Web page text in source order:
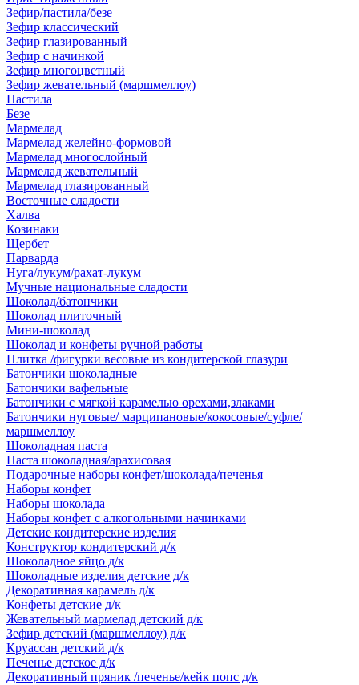
Зефир/пастила/безе
Зефир классический
Зефир глазированный
Зефир с начинкой
Зефир многоцветный
Зефир жевательный (маршмеллоу)
Пастила
Безе
Мармелад
Мармелад желейно-формовой
Мармелад многослойный
Мармелад жевательный
Мармелад глазированный
Восточные сладости
Халва
Козинаки
Щербет
Парварда
Нуга/лукум/рахат-лукум
Мучные национальные сладости
Шоколад/батончики
Шоколад плиточный
Мини-шоколад
Шоколад и конфеты ручной работы
Плитка /фигурки весовые из кондитерской глазури
Батончики шоколадные
Батончики вафельные
Батончики с мягкой карамелью орехами,злаками
Батончики нуговые/ марципановые/кокосовые/суфле/
маршмеллоу
Шоколадная паста
Паста шоколадная/арахисовая
Подарочные наборы конфет/шоколада/печенья
Наборы конфет
Наборы шоколада
Наборы конфет с алкогольными начинками
Детские кондитерские изделия
Конструктор кондитерский д/к
Шоколадное яйцо д/к
Шоколадные изделия детские д/к
Декоративная карамель д/к
Конфеты детские д/к
Жевательный мармелад детский д/к
Зефир детский (маршмеллоу) д/к
Круассан детский д/к
Печенье детское д/к
Декоративный пряник /печенье/кейк попс д/к